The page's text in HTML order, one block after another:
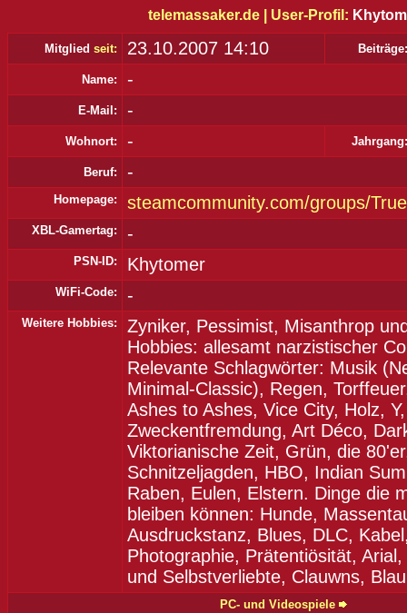
telemassaker.de | User-Profil:
Mitglied seit: 23.10.2007 14:10 Beiträge:
Name: -
E-Mail: -
Wohnort: - Jahrgang:
Beruf: -
Homepage: steamcommunity.com/groups/
XBL-Gamertag: -
PSN-ID: Khytomer
WiFi-Code: -
Weitere Hobbies:
Zyniker, Pessimist, Misanthrop
Hobbies: allesamt narzistischer
Relevante Schlagwörter: Musik
Minimal-Classic), Regen,
Ashes to Ashes, Vice City, Holz, Y,
Zweckentfremdung, Art Déco,
Viktorianische Zeit, Grün, die
Schnitzeljagden, HBO, Indian
Raben, Eulen, Elstern. Dinge die
bleiben können: Hunde,
Ausdruckstanz, Blues, DLC,
Photographie, Prätentiösität,
und Selbstverliebte, Clauwns,
PC- und Videospiele